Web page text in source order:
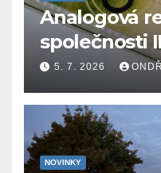
Analogová
společnosti
5. 7. 2026
NOVINKY